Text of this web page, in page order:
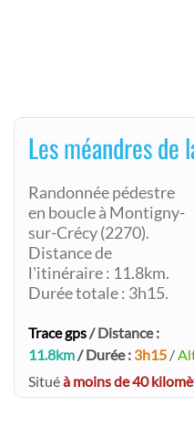
Les méandres de
Randonnée pédestre
en boucle à Montigny-
sur-Crécy (2270).
Distance de
l'itinéraire : 11.8km.
Durée totale : 3h15.
Trace gps/ Distance :
11.8km/ Durée : 3h15 /
Situéà moins de 40